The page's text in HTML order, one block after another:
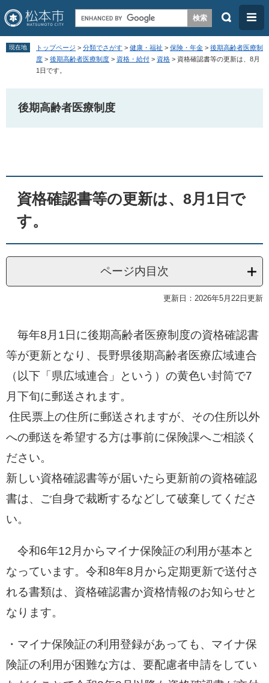
ペ
頭
。
メ
飛
て
検
メ
ニ
ュ
ー
現在地 トップページ > 分類でさがす > 健康・福祉 > 保険・年金 > 後期高齢者医療制
度 > 後期高齢者医療制度 > 資格・給付 > 資格 > 資格確認書等の更新は、8月
1日です。
後期高齢者医療制度
資格確認書等の更新は、8月1日で
す。
ページ内目次
更新日：2026年5月22日更新
毎年8月1日に後期高齢者医療制度の資格確認書
等が更新となり、長野県後期高齢者医療広域連合
（以下「県広域連合」という）の黄色い封筒で7
月下旬に郵送されます。
住民票上の住所に郵送されますが、その住所以外
への郵送を希望する方は事前に保険課へご相談く
ださい。
新しい資格確認書等が届いたら更新前の資格確認
書は、ご自身で裁断するなどして破棄してくださ
い。
令和6年12月からマイナ保険証の利用が基本と
なっています。令和8年8月から定期更新で送付さ
れる書類は、資格確認書か資格情報のお知らせと
なります。
・マイナ保険証の利用登録があっても、マイナ保
険証の利用が困難な方は、要配慮者申請をしてい